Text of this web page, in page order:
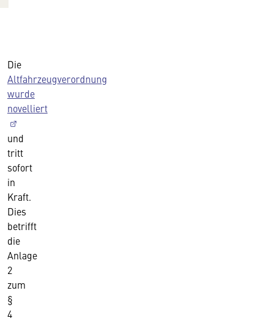
Die
Altfahrzeugverordnung
wurde
novelliert
und
tritt
sofort
in
Kraft.
Dies
betrifft
die
Anlage
2
zum
§
4